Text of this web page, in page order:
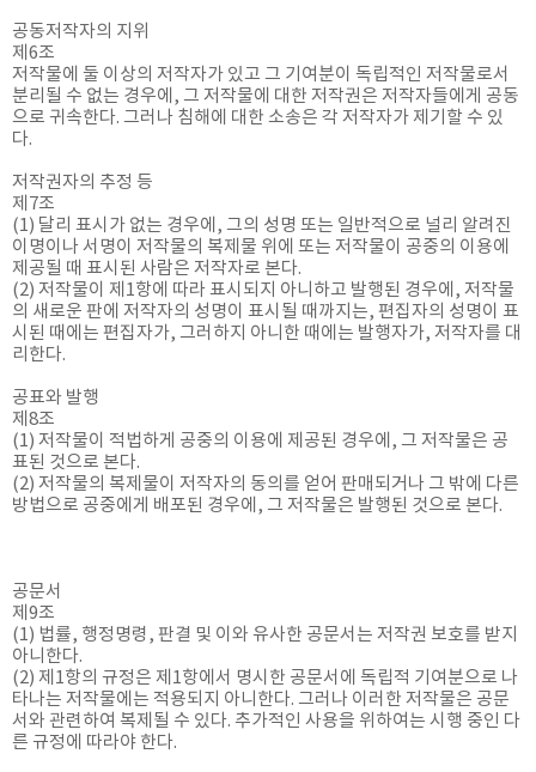
공동저작자의 지위
제6조
저작물에 둘 이상의 저작자가 있고 그 기여분이 독립적인 저작물로서
분리될 수 없는 경우에, 그 저작물에 대한 저작권은 저작자들에게 공동
으로 귀속한다. 그러나 침해에 대한 소송은 각 저작자가 제기할 수 있
다.
저작권자의 추정 등
제7조
(1) 달리 표시가 없는 경우에, 그의 성명 또는 일반적으로 널리 알려진
이명이나 서명이 저작물의 복제물 위에 또는 저작물이 공중의 이용에
제공될 때 표시된 사람은 저작자로 본다.
(2) 저작물이 제1항에 따라 표시되지 아니하고 발행된 경우에, 저작물
의 새로운 판에 저작자의 성명이 표시될 때까지는, 편집자의 성명이 표
시된 때에는 편집자가, 그러하지 아니한 때에는 발행자가, 저작자를 대
리한다.
공표와 발행
제8조
(1) 저작물이 적법하게 공중의 이용에 제공된 경우에, 그 저작물은 공
표된 것으로 본다.
(2) 저작물의 복제물이 저작자의 동의를 얻어 판매되거나 그 밖에 다른
방법으로 공중에게 배포된 경우에, 그 저작물은 발행된 것으로 본다.
공문서
제9조
(1) 법률, 행정명령, 판결 및 이와 유사한 공문서는 저작권 보호를 받지
아니한다.
(2) 제1항의 규정은 제1항에서 명시한 공문서에 독립적 기여분으로 나
타나는 저작물에는 적용되지 아니한다. 그러나 이러한 저작물은 공문
서와 관련하여 복제될 수 있다. 추가적인 사용을 위하여는 시행 중인 다
른 규정에 따라야 한다.